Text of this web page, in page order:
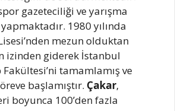
gazeteciliği ve yarışma
1980 yılında
mezun olduktan
izinden giderek İstanbul
tamamlamış ve
başlamıştır. Çakar,
boyunca 100’den fazla